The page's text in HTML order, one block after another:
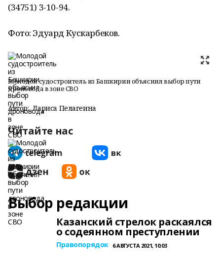
(34751) 3-10-94.
Фото: Эдуард Кускарбеков.
Молодой судостроитель из Башкирии объяснил выбор пути
дроновода в зоне СВО
Автор: Лариса Пелагеина
Читайте нас
Выбор редакции
Казанский стрелок раскаялся
о содеянном преступлении
Правопорядок 6 АВГУСТА 2021, 10:03